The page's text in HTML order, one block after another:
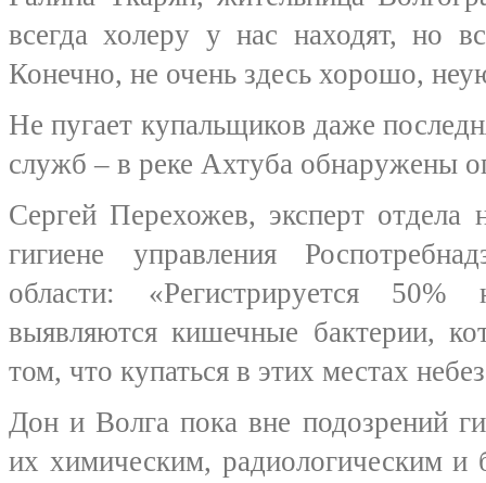
всегда холеру у нас находят, но
Конечно, не очень здесь хорошо,
Не пугает купальщиков даже
служб – в реке Ахтуба обнаружены
Сергей Перехожев, эксперт отдела
гигиене управления
области: «Регистрируется 50%
выявляются кишечные бактерии,
том, что купаться в этих местах
Дон и Волга пока вне подозрений
их химическим, радиологическим и